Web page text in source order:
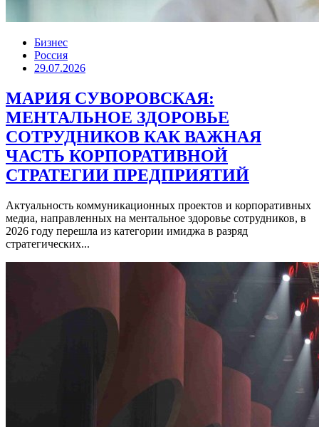
Бизнес
Россия
29.07.2026
МАРИЯ СУВОРОВСКАЯ:
МЕНТАЛЬНОЕ ЗДОРОВЬЕ
СОТРУДНИКОВ КАК ВАЖНАЯ
ЧАСТЬ КОРПОРАТИВНОЙ
СТРАТЕГИИ ПРЕДПРИЯТИЙ
Актуальность коммуникационных проектов и корпоративных
медиа, направленных на ментальное здоровье сотрудников, в
2026 году перешла из категории имиджа в разряд
стратегических...